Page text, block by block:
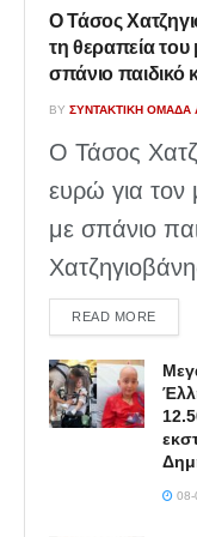
Ο Τάσος
τη θεραπεία
σπάνιο παιδικό
BY ΣΥΝΤΑΚΤΙΚΉ ΟΜΆΔΑ
Ο Τάσος
ευρώ για τον
με σπάνιο
READ MORE
08-